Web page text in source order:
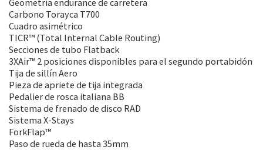
Carbono Torayca T700
Cuadro asimétrico
TICR™ (Total Internal Cable Routing)
Secciones de tubo Flatback
3XAir™ 2 posiciones disponibles para el segundo portabidón
Tija de sillín Aero
Pieza de apriete de tija integrada
Pedalier de rosca italiana BB
Sistema de frenado de disco RAD
Sistema X-Stays
ForkFlap™
Paso de rueda de hasta 35mm